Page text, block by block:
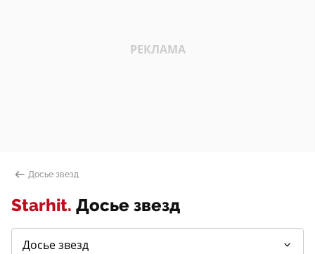
Досье звезд
Starhit. Досье звезд